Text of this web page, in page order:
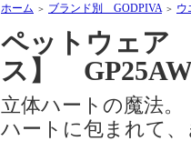
ホーム ＞ ブランド別 GODPIVA ＞ ウ
ペットウェア
ス】
立体ハートの魔法。
ハートに包まれて